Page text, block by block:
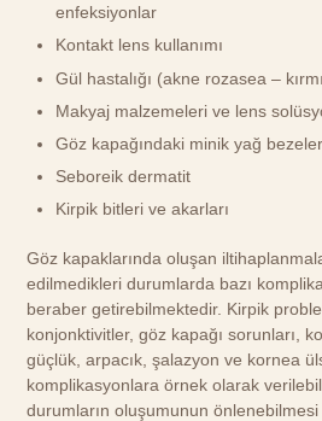
enfeksiyonlar
Kontakt lens kullanımı
Gül hastalığı (akne rozasea –
Makyaj malzemeleri ve lens
Göz kapağındaki minik yağ
Seboreik dermatit
Kirpik bitleri ve akarları
Göz kapaklarında oluşan
edilmedikleri durumlarda bazı
beraber getirebilmektedir. Kirpik
konjonktivitler, göz kapağı sorunları,
güçlük, arpacık, şalazyon ve kornea
komplikasyonlara örnek olarak
durumların oluşumunun önlenebilmesi